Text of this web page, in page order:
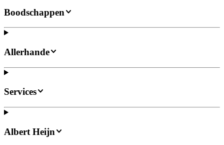
Boodschappen
Allerhande
Services
Albert Heijn